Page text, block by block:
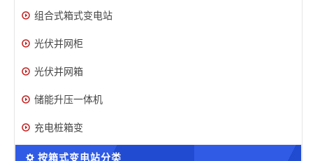
组合式箱式变电站
光伏并网柜
光伏并网箱
储能升压一体机
充电桩箱变
按箱式变电站分类